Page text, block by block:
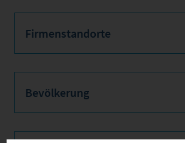
Firmenstandorte
Bevölkerung